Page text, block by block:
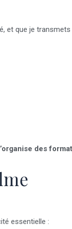
et que je
des
essentielle :